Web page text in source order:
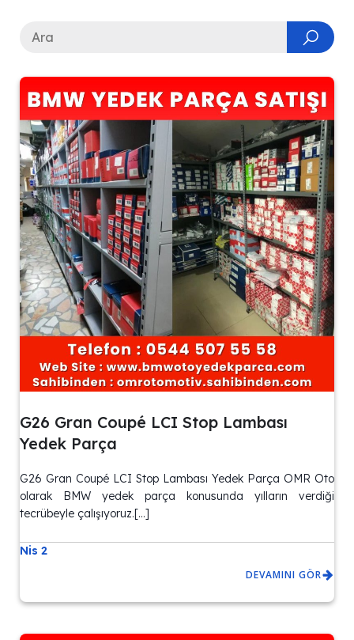
G26 Gran Coupé LCI Stop Lambası
Yedek Parça
G26 Gran Coupé LCI Stop Lambası Yedek Parça OMR Oto
olarak BMW yedek parça konusunda yılların verdiği
tecrübeyle çalışıyoruz.[…]
Nis 2
DEVAMINI GÖR